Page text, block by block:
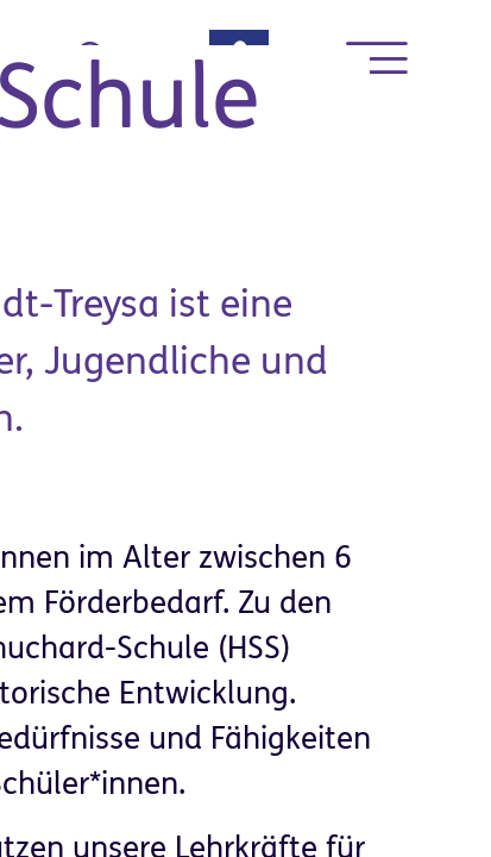
Treysa ist eine
Jugendliche und
im Alter zwischen 6
Förderbedarf. Zu den
Schule (HSS)
Entwicklung.
und Fähigkeiten
unsere Lehrkräfte für